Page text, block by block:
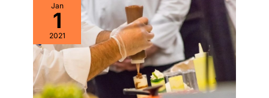
Jan
1
2021